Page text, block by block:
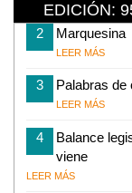
EDICIÓN:
2 Marquesina
LEER MÁS
3 Palabras de
LEER MÁS
4
Balance
viene
LEER MÁS